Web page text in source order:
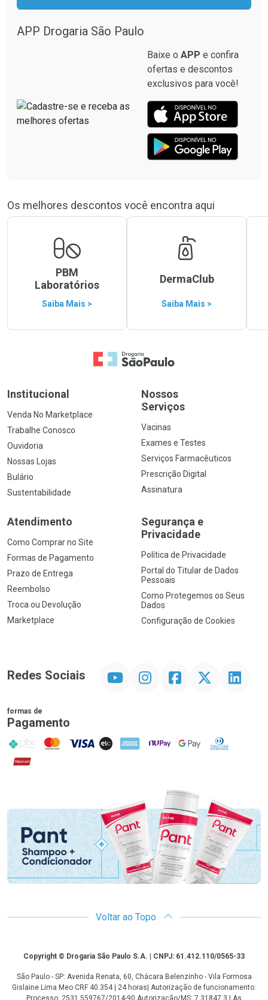
APP Drogaria São Paulo
Baixe o APP e confira
ofertas e descontos
exclusivos para você!
Os melhores descontos você encontra aqui
PBM
Laboratórios
Saiba Mais >
DermaClub
Saiba Mais >
Ir para a Home
Institucional
Venda No Marketplace
Trabalhe Conosco
Ouvidoria
Nossas Lojas
Bulário
Sustentabilidade
Nossos
Serviços
Vacinas
Exames e Testes
Serviços Farmacêuticos
Prescrição Digital
Assinatura
Atendimento
Como Comprar no Site
Formas de Pagamento
Prazo de Entrega
Reembolso
Troca ou Devolução
Marketplace
Segurança e
Privacidade
Política de Privacidade
Portal do Titular de Dados
Pessoais
Como Protegemos os Seus
Dados
Configuração de Cookies
Redes Sociais InstagramFacebook Linkedin
formas de
Pagamento
PIX MasterCard
VISA ELO AMEX NuPay Google PayDiners Club
Hipercard
Promoção em Destaque
Voltar ao Topo
CopyrightCopyright © Drogaria São Paulo S.A. | CNPJ: 61.412.110/0565-33
São Paulo - SP: Avenida Renata, 60, Chácara Belenzinho - Vila Formosa
Gislaine Lima Meo CRF 40.354 | 24 horas| Autorização de funcionamento:
Processo: 2531.559767/2014-90 Autorização/MS: 7.31847.3 | As